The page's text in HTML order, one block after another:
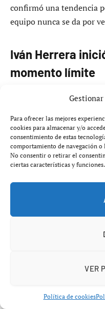
Para ofrecer las mejores
cookies para almacenar y/o
consentimiento de estas
comportamiento de navegación
No consentir o retirar el
ciertas características y funciones.
VER
Política de cookies
confirmó una tendencia
equipo nunca se da por
Iván Herrera
momento límite
Con dos outs en la
Herrera apareció bajo
Después de que el
pelotazo que mantuvo
El golpe emocional para
Jordan Walker